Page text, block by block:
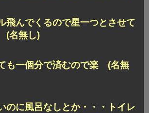
飛んでくるので星一つとさせて
(名無し)
も一個分で済むので楽 (名無
のに風呂なしとか・・・トイレ